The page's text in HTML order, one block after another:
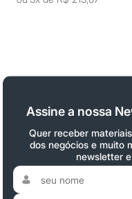
Assine a nossa
Quer receber
dos negócios e muito
newsletter